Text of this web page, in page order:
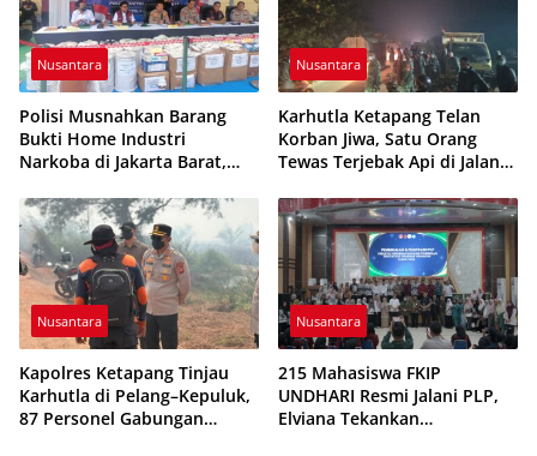
Nusantara
Polisi Musnahkan Barang
Bukti Home Industri
Narkoba di Jakarta Barat,
Beredar
Nusantara
Karhutla Ketapang Telan
Korban Jiwa, Satu Orang
Tewas Terjebak Api di Jalan
Nusantara
Kapolres Ketapang Tinjau
Karhutla di Pelang–Kepuluk,
87 Personel Gabungan
Nusantara
215 Mahasiswa FKIP
UNDHARI Resmi Jalani PLP,
Elviana Tekankan